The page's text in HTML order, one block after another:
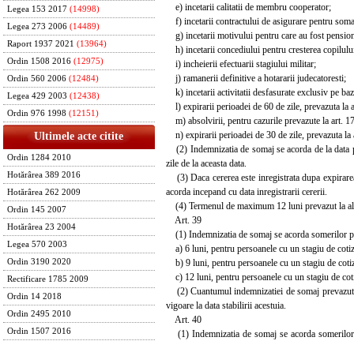
Legea 153 2017 (14998)
Legea 273 2006 (14489)
Raport 1937 2021 (13964)
Ordin 1508 2016 (12975)
Ordin 560 2006 (12484)
Legea 429 2003 (12438)
Ordin 976 1998 (12151)
Ultimele acte citite
Ordin 1284 2010
Hotărârea 389 2016
Hotărârea 262 2009
Ordin 145 2007
Hotărârea 23 2004
Legea 570 2003
Ordin 3190 2020
Rectificare 1785 2009
Ordin 14 2018
Ordin 2495 2010
Ordin 1507 2016
e) incetarii calitatii de membru cooperator;
f) incetarii contractului de asigurare pentru
g) incetarii motivului pentru care au fost
h) incetarii concediului pentru cresterea
i) incheierii efectuarii stagiului militar;
j) ramanerii definitive a hotararii judecatoresti;
k) incetarii activitatii desfasurate exclusiv pe
l) expirarii perioadei de 60 de zile, prevazuta la
m) absolvirii, pentru cazurile prevazute la art.
n) expirarii perioadei de 30 de zile, prevazuta
(2) Indemnizatia de somaj se acorda de la data
zile de la aceasta data.
(3) Daca cererea este inregistrata dupa
acorda incepand cu data inregistrarii cererii.
(4) Termenul de maximum 12 luni prevazut la
Art. 39
(1) Indemnizatia de somaj se acorda somerilor
a) 6 luni, pentru persoanele cu un stagiu de
b) 9 luni, pentru persoanele cu un stagiu de
c) 12 luni, pentru persoanele cu un stagiu de
(2) Cuantumul indemnizatiei de somaj
vigoare la data stabilirii acestuia.
Art. 40
(1) Indemnizatia de somaj se acorda